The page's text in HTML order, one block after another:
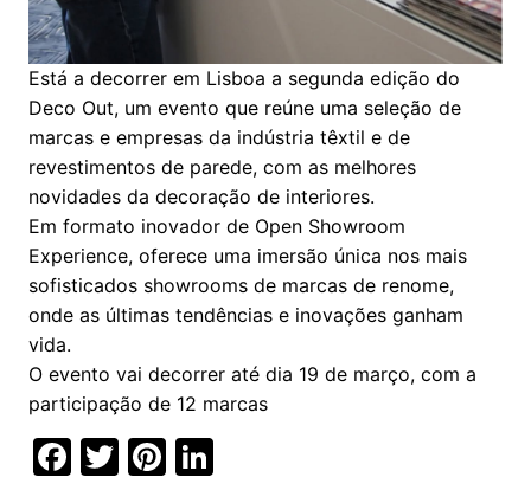
Está a decorrer em Lisboa a segunda edição do
Deco Out, um evento que reúne uma seleção de
marcas e empresas da indústria têxtil e de
revestimentos de parede, com as melhores
novidades da decoração de interiores.
Em formato inovador de Open Showroom
Experience, oferece uma imersão única nos mais
sofisticados showrooms de marcas de renome,
onde as últimas tendências e inovações ganham
vida.
O evento vai decorrer até dia 19 de março, com a
participação de 12 marcas
F T Pi Li